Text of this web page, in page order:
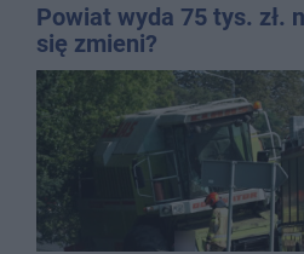
Powiat wyda 75 tys. zł.
się zmieni?